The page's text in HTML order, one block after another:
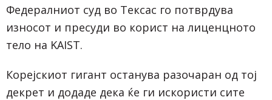
Федералниот суд во Тексас го потврдува
износот и пресуди во корист на лиценцното
тело на KAIST.
Корејскиот гигант останува разочаран од тој
декрет и додаде дека ќе ги искористи сите